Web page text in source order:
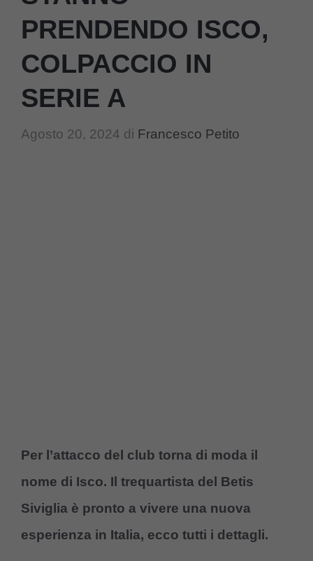
PRENDENDO ISCO,
COLPACCIO IN
SERIE A
Agosto 20, 2024 di Francesco Petito
Per l’attacco del club torna di moda il
nome di Isco. Il trequartista del Betis
Siviglia è pronto a vivere una nuova
esperienza in Italia, ecco tutti i dettagli.